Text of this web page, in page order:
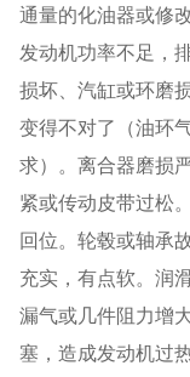
通量的化油器或修
发动机功率不足，
损坏、汽缸或环磨
变得不对了（油环
求）。离合器磨损
紧或传动皮带过松
回位。轮毂或轴承
充实，有点软。润
漏气或几件阻力增
塞，造成发动机过